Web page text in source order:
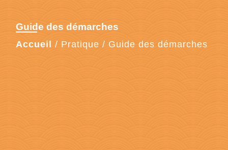
Guide des démarches
Accueil / Pratique / Guide des démarches